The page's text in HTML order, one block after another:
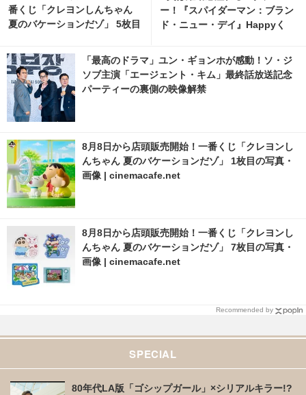
番くじ「クレヨンしんちゃん
夏のバケーションだゾ」 5枚目
t
ー！『スパイダーマン：ブラン
ド・ニュー・デイ』Happyく
真・画像 | cinemacafe.net
「最高のドラマ」ユン・ギョンホが感動！ソ・ジ
ソブ主演「エージェント・キム」最終話放送記念
パーティーの裏側の映像解禁
8月8日から店頭販売開始！一番くじ「クレヨンし
んちゃん 夏のバケーションだゾ」 1枚目の写真・
画像 | cinemacafe.net
8月8日から店頭販売開始！一番くじ「クレヨンし
んちゃん 夏のバケーションだゾ」 7枚目の写真・
画像 | cinemacafe.net
Recommended by
SPECIAL
80年代LA版「ゴシップガール」×シリアルキラー!?